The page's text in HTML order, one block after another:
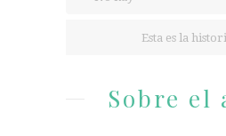
Esta es la
Sobre el